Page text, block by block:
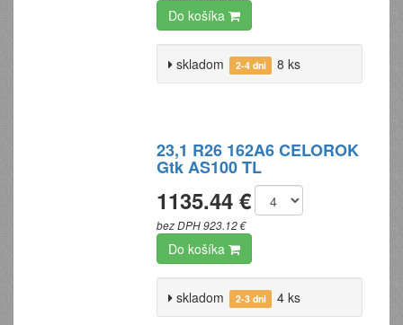
Do košíka
skladom 2-4 dni 8 ks
23,1 R26 162A6 CELOROK
Gtk AS100 TL
1135.44 €
bez DPH 923.12 €
Do košíka
skladom 2-3 dni 4 ks